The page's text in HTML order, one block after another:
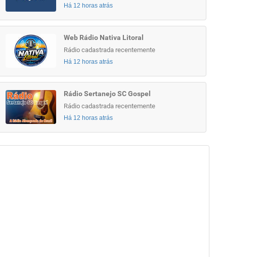
Há 12 horas atrás
Web Rádio Nativa Litoral
Rádio cadastrada recentemente
Há 12 horas atrás
Rádio Sertanejo SC Gospel
Rádio cadastrada recentemente
Há 12 horas atrás